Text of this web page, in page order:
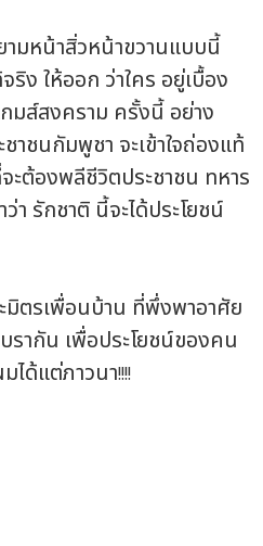
ามหน้าสิ่วหน้าขวานแบบนี้
ง ให้ออก ว่าใคร อยู่เบื้อง
กมส์สงคราม ครั้งนี้ อย่าง
าชนกัมพูชา จะเข้าใจถ่องแท้
ะต้องพลีชีวิตประชาชน ทหาร
รักชาติ นี้จะได้ประโยชน์
มิตรเพื่อนบ้าน ที่พึ่งพาอาศัย
รากัน เพื่อประโยชน์ของคน
ได้แต่ภาวนา!!!!